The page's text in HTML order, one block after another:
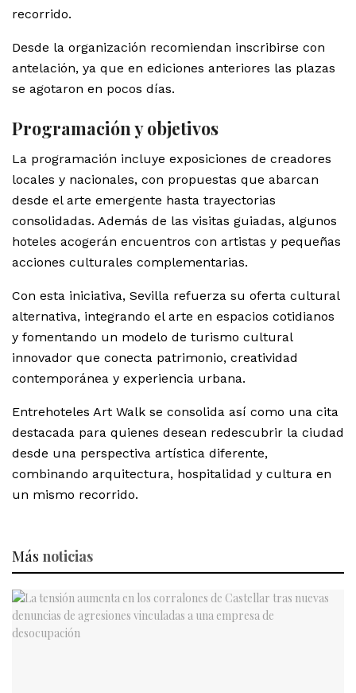
recorrido.
Desde la organización recomiendan inscribirse con
antelación, ya que en ediciones anteriores las plazas
se agotaron en pocos días.
Programación y objetivos
La programación incluye exposiciones de creadores
locales y nacionales, con propuestas que abarcan
desde el arte emergente hasta trayectorias
consolidadas. Además de las visitas guiadas, algunos
hoteles acogerán encuentros con artistas y pequeñas
acciones culturales complementarias.
Con esta iniciativa, Sevilla refuerza su oferta cultural
alternativa, integrando el arte en espacios cotidianos
y fomentando un modelo de turismo cultural
innovador que conecta patrimonio, creatividad
contemporánea y experiencia urbana.
Entrehoteles Art Walk se consolida así como una cita
destacada para quienes desean redescubrir la ciudad
desde una perspectiva artística diferente,
combinando arquitectura, hospitalidad y cultura en
un mismo recorrido.
Más noticias